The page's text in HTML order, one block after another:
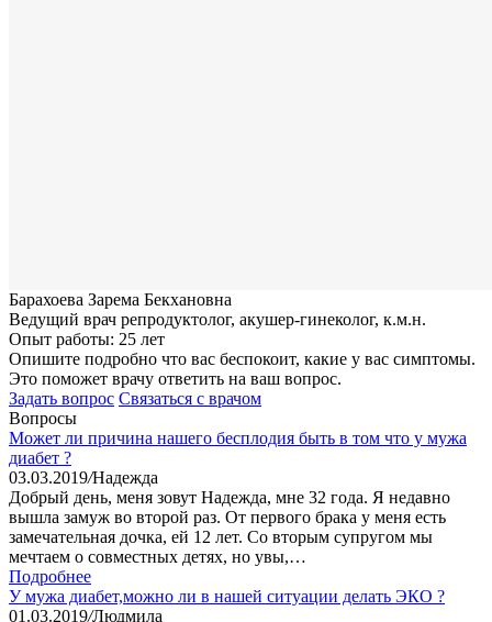
Барахоева Зарема Бекхановна
Ведущий врач репродуктолог, акушер-гинеколог, к.м.н.
Опыт работы: 25 лет
Опишите подробно что вас беспокоит, какие у вас симптомы.
Это поможет врачу ответить на ваш вопрос.
Задать вопрос Связаться с врачом
Вопросы
Может ли причина нашего бесплодия быть в том что у мужа
диабет ?
03.03.2019/Надежда
Добрый день, меня зовут Надежда, мне 32 года. Я недавно
вышла замуж во второй раз. От первого брака у меня есть
замечательная дочка, ей 12 лет. Со вторым супругом мы
мечтаем о совместных детях, но увы,…
Подробнее
У мужа диабет,можно ли в нашей ситуации делать ЭКО ?
01.03.2019/Людмила